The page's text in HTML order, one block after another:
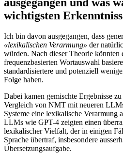
wichtigsten
Ich bin davon ausgegangen, dass
«lexikalischen Verarmung» der
würden. Nach dieser Theorie könnten
frequenzbasierten Wortauswahl
standardisiertere und potenziell
Folge haben.
Dabei kamen gemischte Ergebnisse
Vergleich von NMT mit neueren
Systeme eine lexikalische Verarmung
LLMs wie GPT-4 zeigten einen
lexikalischer Vielfalt, der in einigen
Sprache übertraf, insbesondere
Übersetzungsaufgabe.